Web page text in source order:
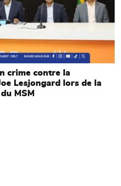
crime contre la
Lesjongard lors de la
MSM